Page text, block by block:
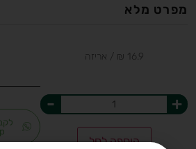
מפרט מלא
+
-
הוספה לסל